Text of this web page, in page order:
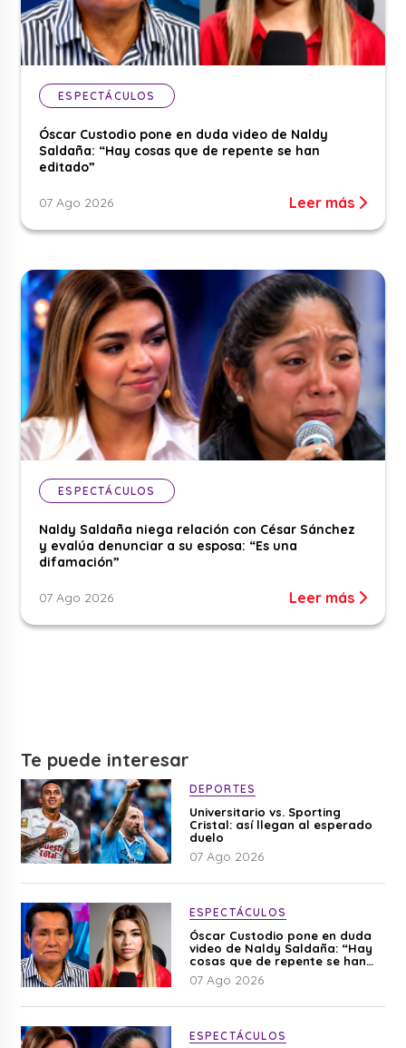
ESPECTÁCULOS
Óscar Custodio pone en duda video de Naldy
Saldaña: “Hay cosas que de repente se han
editado”
07 Ago 2026 Leer más
ESPECTÁCULOS
Naldy Saldaña niega relación con César Sánchez
y evalúa denunciar a su esposa: “Es una
difamación”
07 Ago 2026 Leer más
Te puede interesar
DEPORTES
Universitario vs. Sporting
Cristal: así llegan al esperado
duelo
07 Ago 2026
ESPECTÁCULOS
Óscar Custodio pone en duda
video de Naldy Saldaña: “Hay
cosas que de repente se han
editado”
07 Ago 2026
ESPECTÁCULOS